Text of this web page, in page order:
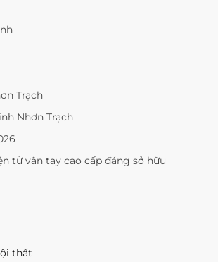
Trạch
Nhơn Trạch
tử vân tay cao cấp đáng sở hữu
thất